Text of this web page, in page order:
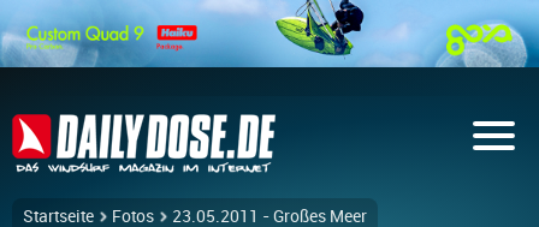
Startseite Fotos 23.05.2011 - Großes Meer